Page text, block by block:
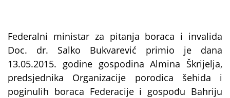
Federalni ministar za pitanja boraca i invalida
Doc. dr. Salko Bukvarević primio je dana
13.05.2015. godine gospodina Almina Škrijelja,
predsjednika Organizacije porodica šehida i
poginulih boraca Federacije i gospođu Bahriju